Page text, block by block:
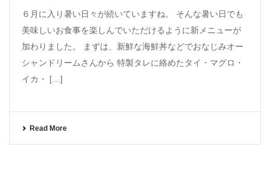
６月に入り暑い日々が続いていますね。 そんな暑い日でも
美味しいお食事を楽しんでいただけるように新メニューが
加わりました。 まずは、新鮮な海鮮丼などでおなじみオー
シャンドリームさんから 特製タレに絡めたタイ・マグロ・
イカ・ […]
Read More